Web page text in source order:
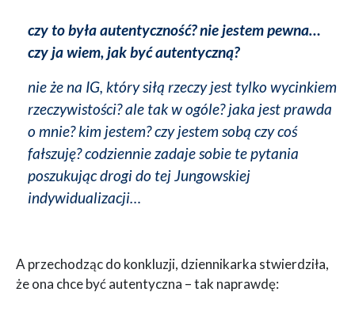
czy to była autentyczność? nie jestem pewna…
czy ja wiem, jak być autentyczną?
nie że na IG, który siłą rzeczy jest tylko wycinkiem
rzeczywistości? ale tak w ogóle? jaka jest prawda
o mnie? kim jestem? czy jestem sobą czy coś
fałszuję? codziennie zadaje sobie te pytania
poszukując drogi do tej Jungowskiej
indywidualizacji…
A przechodząc do konkluzji, dziennikarka stwierdziła,
że ona chce być autentyczna – tak naprawdę: